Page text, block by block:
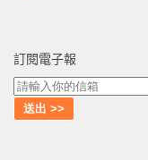
訂閱電子報